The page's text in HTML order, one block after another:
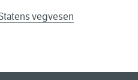
vegvesen